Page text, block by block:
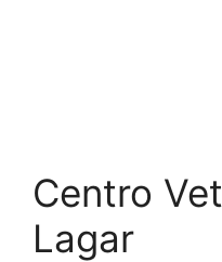
Centro
Lagar